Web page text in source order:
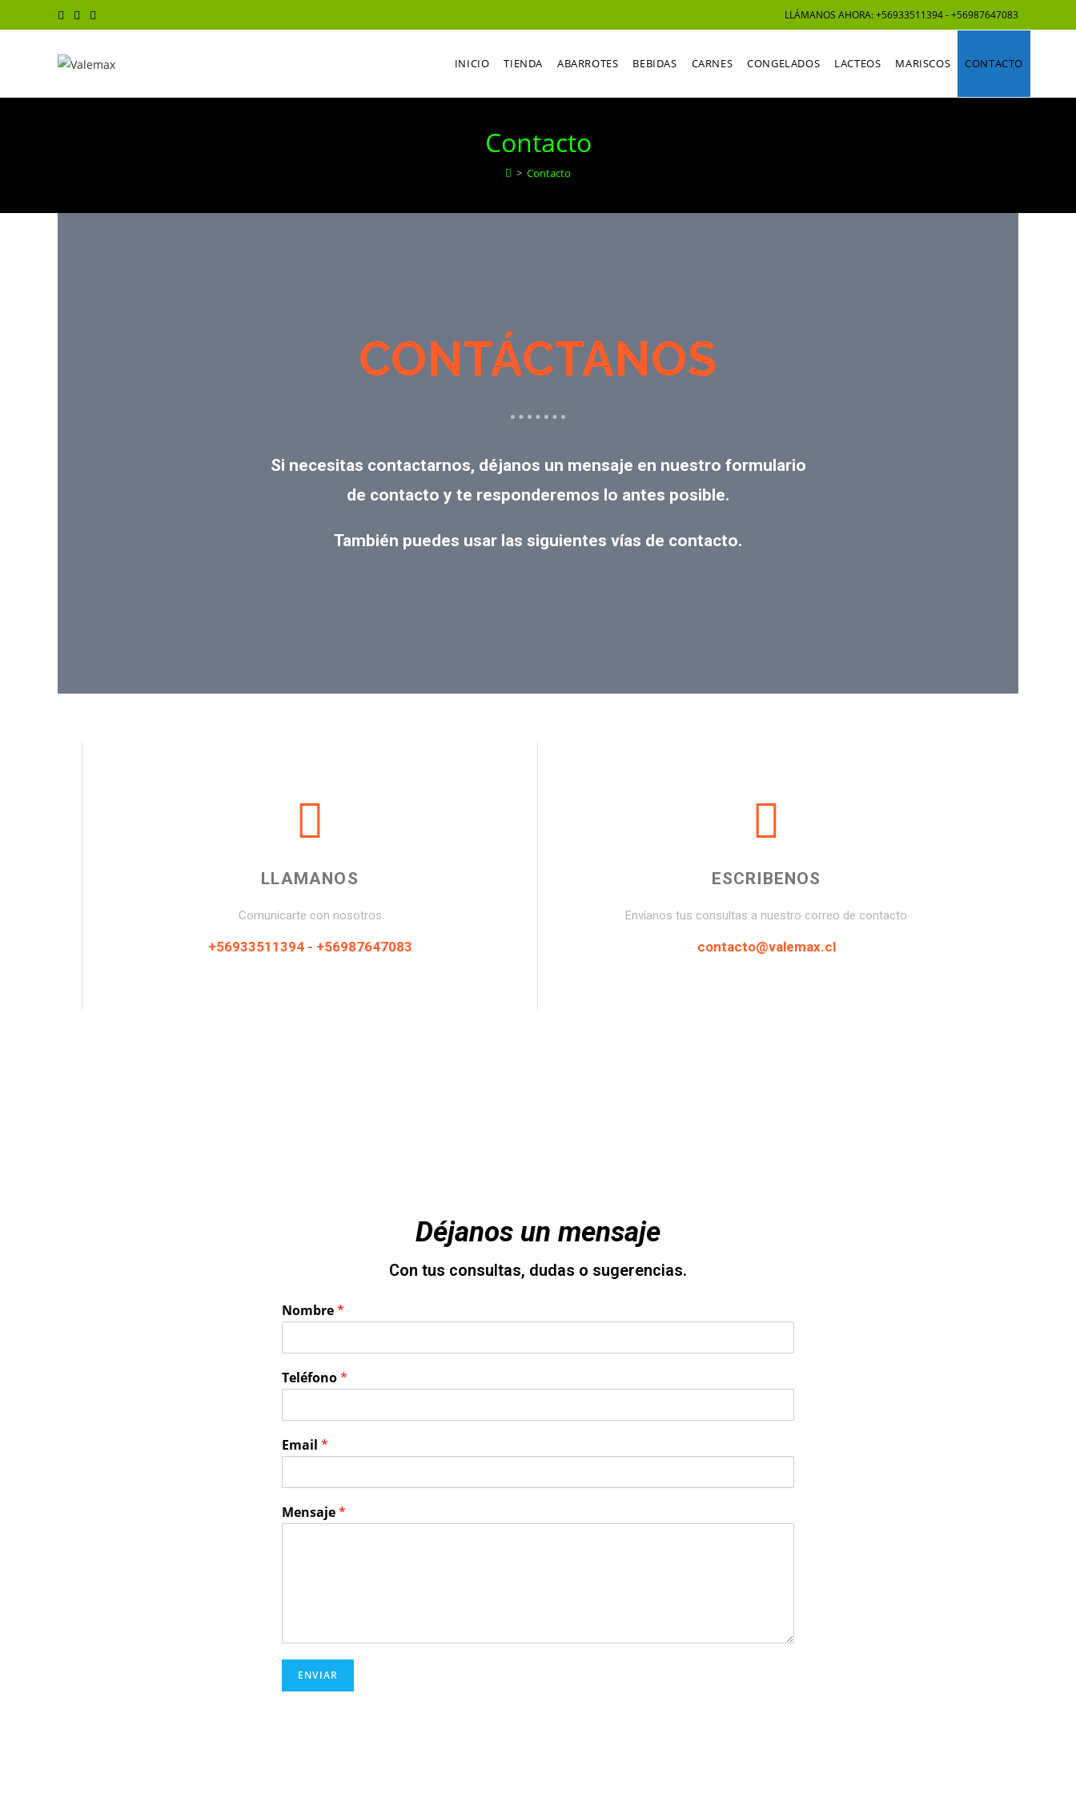
LLÁMANOS AHORA: +56933511394 - +56987647083
INICIO TIENDA ABARROTES BEBIDAS CARNES CONGELADOS LACTEOS MARISCOS CONTACTO
Contacto
> Contacto
CONTÁCTANOS
Si necesitas contactarnos, déjanos un mensaje en nuestro formulario
de contacto y te responderemos lo antes posible.
También puedes usar las siguientes vías de contacto.
LLAMANOS
Comunicarte con nosotros
+56933511394 - +56987647083
ESCRIBENOS
Envíanos tus consultas a nuestro correo de contacto
contacto@valemax.cl
Déjanos un mensaje
Con tus consultas, dudas o sugerencias.
Nombre*
Teléfono*
Email *
Mensaje*
ENVIAR